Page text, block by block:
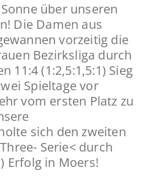
über unseren
Die Damen aus
vorzeitig die
Bezirksliga durch
11:4 (1:2,5:1,5:1) Sieg
Spieltage vor
vom ersten Platz zu
sich den zweiten
Serie< durch
Erfolg in Moers!